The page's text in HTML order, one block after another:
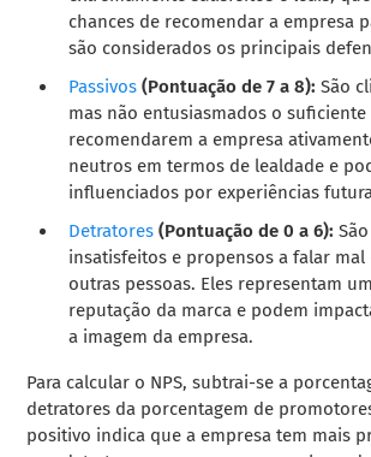
chances de recomendar a empresa
são considerados os principais
Passivos (Pontuação de 7 a 8):São
mas não entusiasmados o suficiente
recomendarem a empresa
neutros em termos de lealdade e
influenciados por experiências
Detratores(Pontuação de 0 a 6):
insatisfeitos e propensos a falar mal
outras pessoas. Eles representam
reputação da marca e podem
a imagem da empresa.
Para calcular o NPS, subtrai-se a
detratores da porcentagem de
positivo indica que a empresa tem mais